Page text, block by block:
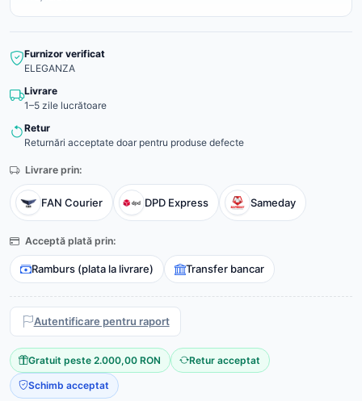
Furnizor verificat
ELEGANZA
Livrare
1–5 zile lucrătoare
Retur
Returnări acceptate doar pentru produse defecte
Livrare prin:
FAN Courier DPD Express Sameday
Acceptă plată prin:
Ramburs (plata la livrare) Transfer bancar
Autentificare pentru raport
Gratuit peste 2.000,00 RON Retur acceptat
Schimb acceptat